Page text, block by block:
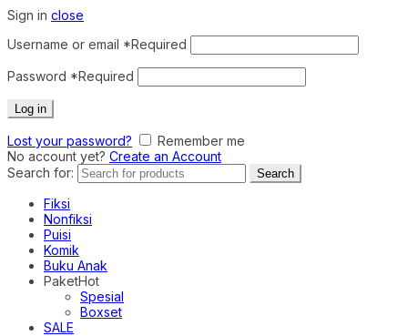
Sign in close
Username or email *Required
Password *Required
Log in
Lost your password?
Remember me
No account yet? Create an Account
Search for:
Search
Fiksi
Nonfiksi
Puisi
Komik
Buku Anak
PaketHot
Spesial
Boxset
SALE